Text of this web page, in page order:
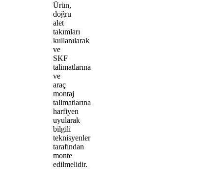
Ürün,
doğru
alet
takımları
kullanılarak
ve
SKF
talimatlarına
ve
araç
montaj
talimatlarına
harfiyen
uyularak
bilgili
teknisyenler
tarafından
monte
edilmelidir.